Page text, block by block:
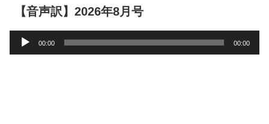
【音声訳】2026年8月号
声
00:00 00:00